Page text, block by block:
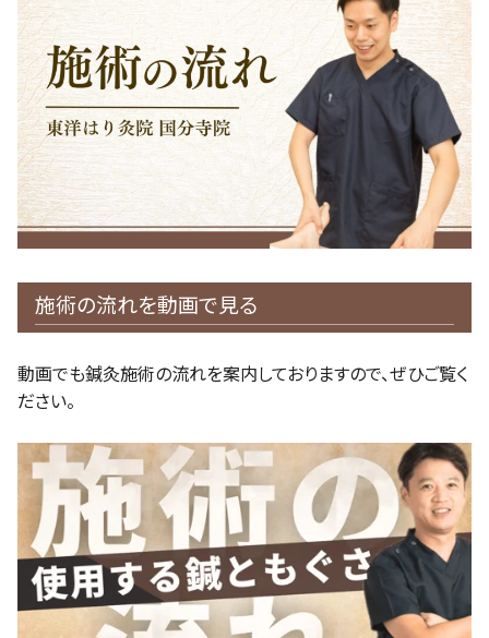
施術の流れを動画で見る
動画でも鍼灸施術の流れを案内しておりますので、ぜひご覧く
ださい。